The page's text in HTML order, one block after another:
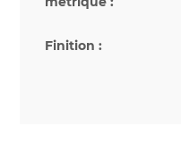
Finition :